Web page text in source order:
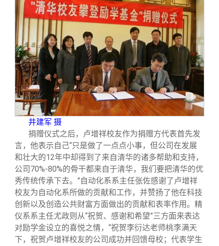
制度法规
联系我们
井建军 摄
捐赠仪式之后，卢增祥校友作为捐赠方代表首先发
言，他表示自己“只是做了一点点小事，但公司在发展
和壮大的12年中却得到了来自清华的诸多帮助和支持，
公司70%-80%的骨干都来自于清华，我们要把清华的优
秀传统传承下去。”自动化系系主任张佐感谢了卢增祥
校友为自动化系所做的贡献和工作，并赞扬了他在科技
创新以及创造公共财富方面做出的贡献和表率作用。精
仪系系主任尤政则从“祝贺、感谢和希望”三方面来表达
对励学金设立的喜悦之情，“祝贺李衍达老师桃李满天
下，祝贺卢增祥校友的公司成功并回馈母校；代表学生